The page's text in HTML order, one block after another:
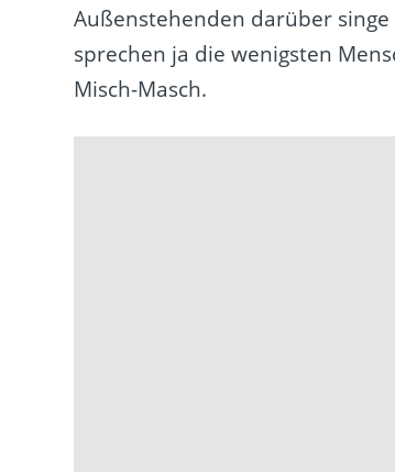
Außenstehenden darüber
sprechen ja die wenigsten
Misch-Masch.